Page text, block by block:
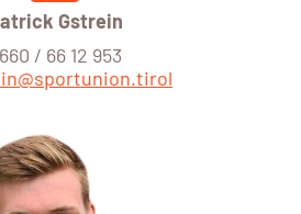
Gstrein
/ 66 12 953